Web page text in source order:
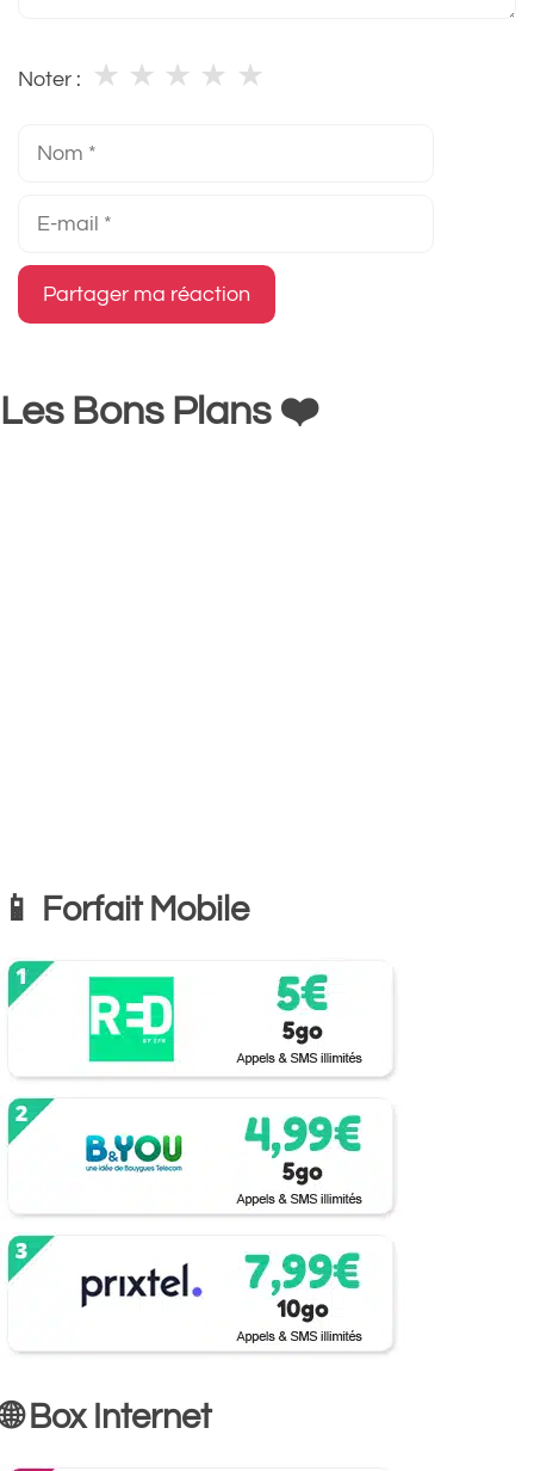
Noter : ★
★
★
★
★
Les Bons Plans ❤️
📱 Forfait Mobile
🌐 Box Internet